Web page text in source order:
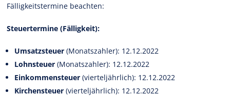
Fälligkeitstermine beachten:
Steuertermine (Fälligkeit):
Umsatzsteuer (Monatszahler): 12.12.2022
Lohnsteuer(Monatszahler): 12.12.2022
Einkommensteuer(vierteljährlich): 12.12.2022
Kirchensteuer(vierteljährlich): 12.12.2022